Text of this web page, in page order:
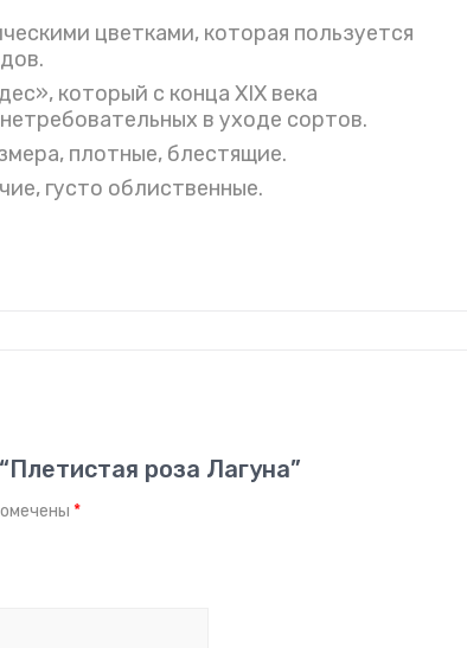
цветками, которая пользуется
который с конца XIX века
в уходе сортов.
плотные, блестящие.
густо облиственные.
роза Лагуна”
*